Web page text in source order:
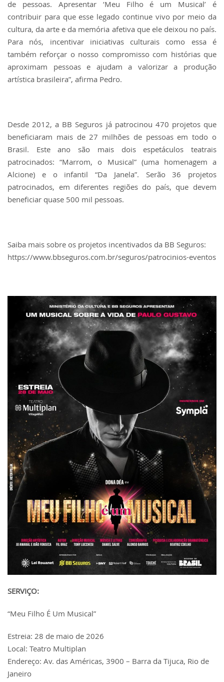
de pessoas. Apresentar ‘Meu Filho é um Musical’ é
contribuir para que esse legado continue vivo por meio da
cultura, da arte e da memória afetiva que ele deixou no país.
Para nós, incentivar iniciativas culturais como essa é
também reforçar o nosso compromisso com histórias que
aproximam pessoas e ajudam a valorizar a produção
artística brasileira”, afirma Pedro.
Desde 2012, a BB Seguros já patrocinou 470 projetos que
beneficiaram mais de 27 milhões de pessoas em todo o
Brasil. Este ano são mais dois espetáculos teatrais
patrocinados: “Marrom, o Musical” (uma homenagem a
Alcione) e o infantil “Da Janela”. Serão 36 projetos
patrocinados, em diferentes regiões do país, que devem
beneficiar quase 500 mil pessoas.
Saiba mais sobre os projetos incentivados da BB Seguros:
https://www.bbseguros.com.br/seguros/patrocinios-eventos
SERVIÇO:
“Meu Filho É Um Musical”
Estreia: 28 de maio de 2026
Local: Teatro Multiplan
Endereço: Av. das Américas, 3900 – Barra da Tijuca, Rio de
Janeiro